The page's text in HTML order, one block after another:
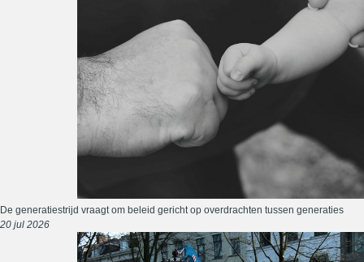
De generatiestrijd vraagt om beleid gericht op overdrachten tussen generaties
20 jul 2026